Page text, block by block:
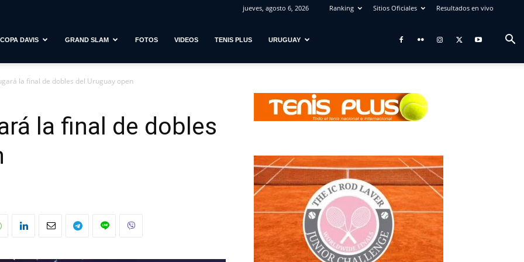
jueves, agosto 6, 2026 Ranking Sitios Oficiales Resultados en vivo
COPA DAVIS GRAND SLAM FOTOS VIDEOS TENIS PLUS URUGUAY
la final de dobles del Uruguay open
la final de dobles